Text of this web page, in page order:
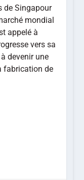
de Singapour
mondial
appelé à
vers sa
devenir une
fabrication de